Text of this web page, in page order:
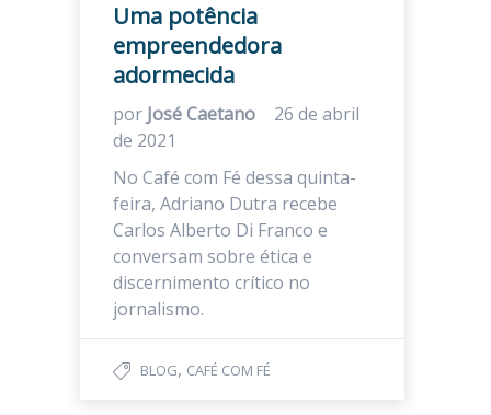
Uma potência
empreendedora
adormecida
por José Caetano
26 de abril
de 2021
No Café com Fé dessa quinta-
feira, Adriano Dutra recebe
Carlos Alberto Di Franco e
conversam sobre ética e
discernimento crítico no
jornalismo.
BLOG, CAFÉ COM FÉ